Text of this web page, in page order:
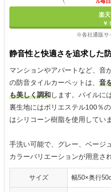
ル毎
楽
￥
※各社通販サ
静音性と快適さを追求した
マンションやアパートなど、音
の防音タイルカーペットは、 音
も美しく調和します。パイルに
裏生地にはポリエステル100％
はシリコーン樹脂を使用していま
手洗い可能で、グレー、ベージ
カラーバリエーションが用意さ
サイズ 幅50×奥行